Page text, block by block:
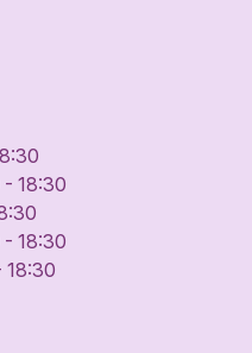
- 18:30
- 18:30
18:30